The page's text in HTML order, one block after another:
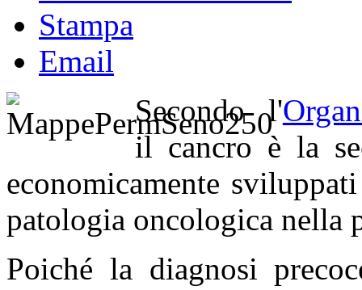
Stampa
Email
Secondo l'
il cancro è la
economicamente
patologia oncologica nella
Poiché la diagnosi